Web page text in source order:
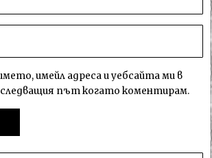
имейл адреса и уебсайта ми в
път когато коментирам.